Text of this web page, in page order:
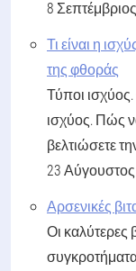
8
Τι είναι η
της φθοράς
Τύποι ισχύος.
ισχύος. Πώς
βελτιώσετε
23
Αρσενικές
Οι καλύτερες